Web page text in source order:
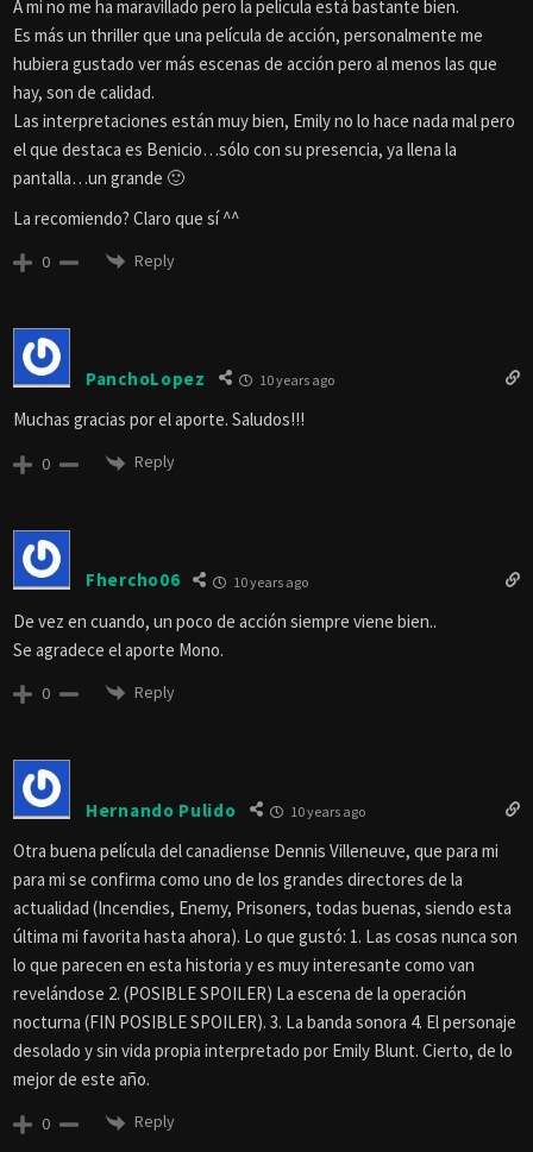
A mi no me ha maravillado pero la película está bastante bien.
Es más un thriller que una película de acción, personalmente me
hubiera gustado ver más escenas de acción pero al menos las que
hay, son de calidad.
Las interpretaciones están muy bien, Emily no lo hace nada mal pero
el que destaca es Benicio…sólo con su presencia, ya llena la
pantalla…un grande 🙂
La recomiendo? Claro que sí ^^
0 Reply
PanchoLopez 10 years ago
Muchas gracias por el aporte. Saludos!!!
0 Reply
Fhercho06 10 years ago
De vez en cuando, un poco de acción siempre viene bien..
Se agradece el aporte Mono.
0 Reply
Hernando Pulido 10 years ago
Otra buena película del canadiense Dennis Villeneuve, que para mi
para mi se confirma como uno de los grandes directores de la
actualidad (Incendies, Enemy, Prisoners, todas buenas, siendo esta
última mi favorita hasta ahora). Lo que gustó: 1. Las cosas nunca son
lo que parecen en esta historia y es muy interesante como van
revelándose 2. (POSIBLE SPOILER) La escena de la operación
nocturna (FIN POSIBLE SPOILER). 3. La banda sonora 4. El personaje
desolado y sin vida propia interpretado por Emily Blunt. Cierto, de lo
mejor de este año.
0 Reply